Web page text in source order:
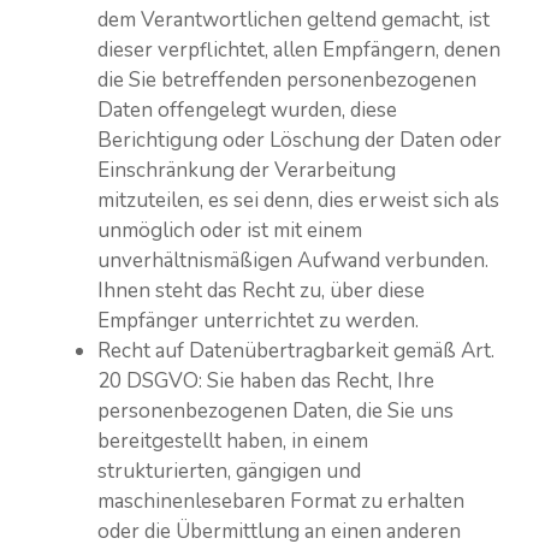
dem Verantwortlichen geltend gemacht, ist
dieser verpflichtet, allen Empfängern, denen
die Sie betreffenden personenbezogenen
Daten offengelegt wurden, diese
Berichtigung oder Löschung der Daten oder
Einschränkung der Verarbeitung
mitzuteilen, es sei denn, dies erweist sich als
unmöglich oder ist mit einem
unverhältnismäßigen Aufwand verbunden.
Ihnen steht das Recht zu, über diese
Empfänger unterrichtet zu werden.
Recht auf Datenübertragbarkeit gemäß Art.
20 DSGVO: Sie haben das Recht, Ihre
personenbezogenen Daten, die Sie uns
bereitgestellt haben, in einem
strukturierten, gängigen und
maschinenlesebaren Format zu erhalten
oder die Übermittlung an einen anderen